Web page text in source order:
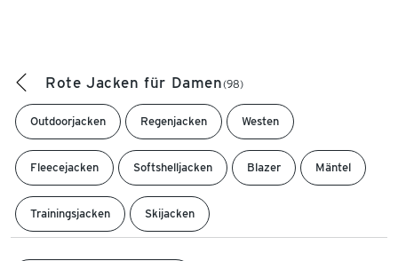
Rote Jacken für Damen(98)
Outdoorjacken Regenjacken Westen
Fleecejacken Softshelljacken Blazer Mäntel
Trainingsjacken Skijacken